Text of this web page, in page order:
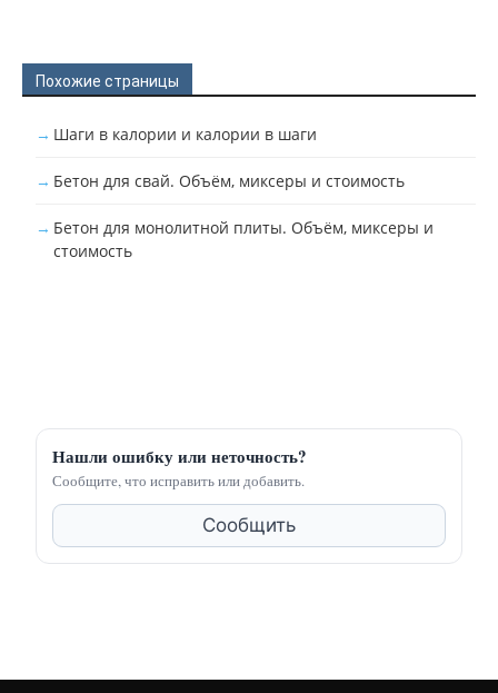
Похожие страницы
Шаги в калории и калории в шаги
Бетон для свай. Объём, миксеры и стоимость
Бетон для монолитной плиты. Объём, миксеры и
стоимость
Нашли ошибку или неточность?
Сообщите, что исправить или добавить.
Сообщить